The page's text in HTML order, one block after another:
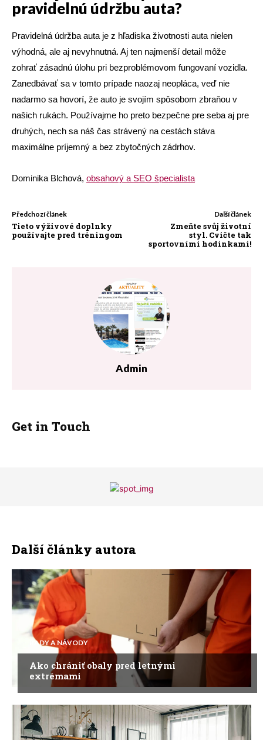
pravidelnú údržbu auta?
Pravidelná údržba auta je z hľadiska životnosti auta nielen
výhodná, ale aj nevyhnutná. Aj ten najmenší detail môže
zohrať zásadnú úlohu pri bezproblémovom fungovaní vozidla.
Zanedbávať sa v tomto prípade naozaj neopláca, veď nie
nadarmo sa hovorí, že auto je svojím spôsobom zbraňou v
našich rukách. Používajme ho preto bezpečne pre seba aj pre
druhých, nech sa náš čas strávený na cestách stáva
maximálne príjemný a bez zbytočných zádrhov.
Dominika Blchová, obsahový a SEO špecialista
Předchozí článek
Tieto výživové doplnky
používajte pred tréningom
Další článek
Zmeňte svůj životní
styl. Cvičte tak
sportovními hodinkami!
Admin
Get in Touch
Další články autora
RADY A NÁVODY
Ako chrániť obaly pred letnými
extrémami